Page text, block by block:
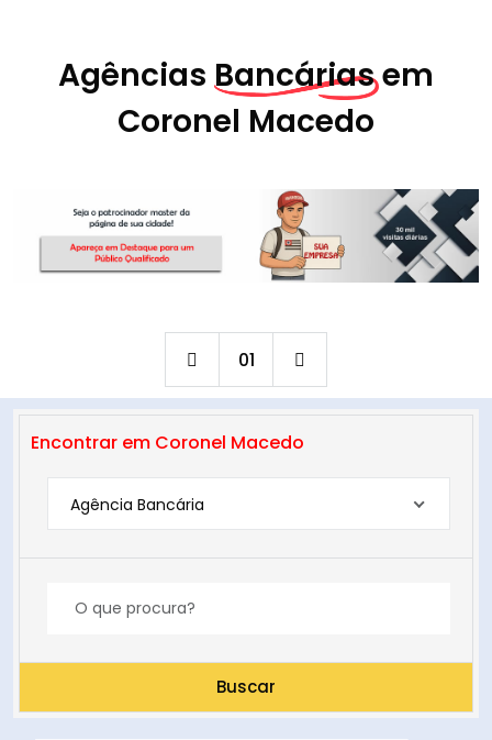
Agências Bancárias em
Coronel Macedo
01
Encontrar em Coronel Macedo
Agência Bancária
Buscar